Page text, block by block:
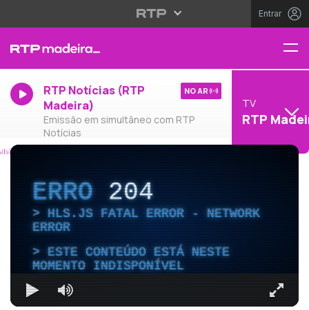
Entrar
RTP Notícias (RTP
Madeira)
Emissão em simultâneo com RTP
Notícias
NO AR
TV
RTP
ERRO204
HLS.JS FATAL ERROR - NETWORK
ERROR
ESTE CONTEÚDO ESTÁ NESTE
MOMENTO INDISPONÍVEL